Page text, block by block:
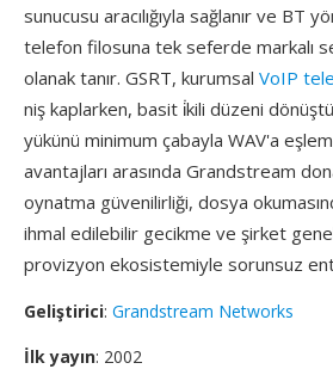
sunucusu aracılığıyla sağlanır ve BT
telefon filosuna tek seferde markalı
olanak tanır. GSRT, kurumsal VoIP
niş kaplarken, basit i̇kili düzeni
yükünü minimum çabayla WAV'a
avantajları arasında Grandstream
oynatma güvenilirliği, dosya
ihmal edilebilir gecikme ve şirket
provizyon ekosistemiyle sorunsuz
Geliştirici: Grandstream Networks
İlk yayın: 2002